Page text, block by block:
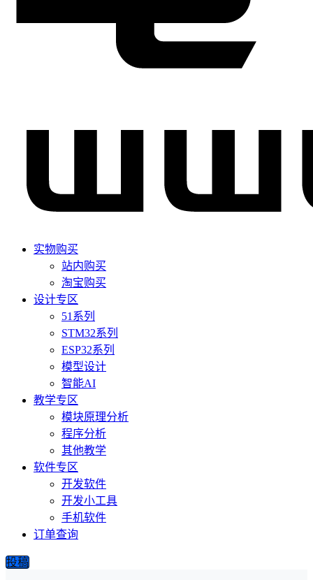
实物购买
站内购买
淘宝购买
设计专区
51系列
STM32系列
ESP32系列
模型设计
智能AI
教学专区
模块原理分析
程序分析
其他教学
软件专区
开发软件
开发小工具
手机软件
订单查询
投稿